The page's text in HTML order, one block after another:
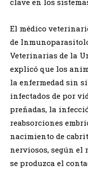
clave en los
El médico
de
Veterinarias de la
explicó que los
la enfermedad sin
infectados de por
preñadas, la
reabsorciones
nacimiento de
nerviosos, según el
se produzca el